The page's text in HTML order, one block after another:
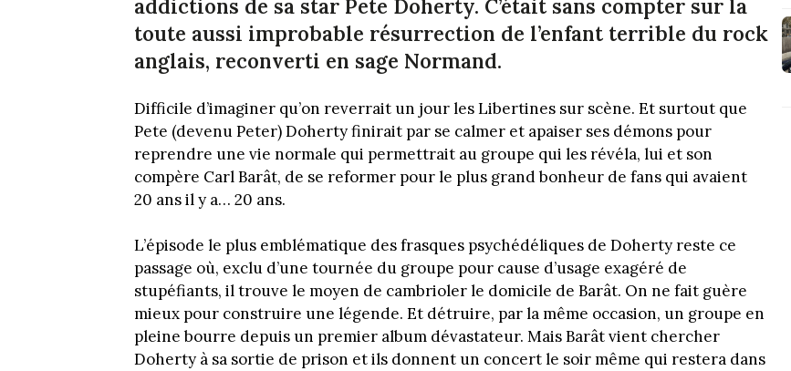
addictions de sa star Pete Doherty. C’était sans compter sur la
toute aussi improbable résurrection de l’enfant terrible du rock
anglais, reconverti en sage Normand.
Difficile d’imaginer qu’on reverrait un jour les Libertines sur scène. Et surtout que
Pete (devenu Peter) Doherty finirait par se calmer et apaiser ses démons pour
reprendre une vie normale qui permettrait au groupe qui les révéla, lui et son
compère Carl Barât, de se reformer pour le plus grand bonheur de fans qui avaient
20 ans il y a… 20 ans.
L’épisode le plus emblématique des frasques psychédéliques de Doherty reste ce
passage où, exclu d’une tournée du groupe pour cause d’usage exagéré de
stupéfiants, il trouve le moyen de cambrioler le domicile de Barât. On ne fait guère
mieux pour construire une légende. Et détruire, par la même occasion, un groupe en
pleine bourre depuis un premier album dévastateur. Mais Barât vient chercher
Doherty à sa sortie de prison et ils donnent un concert le soir même qui restera dans